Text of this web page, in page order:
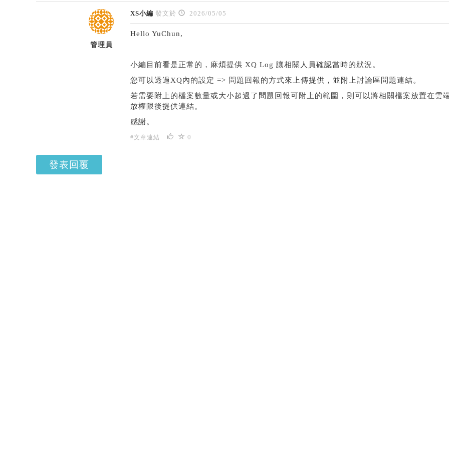
管理員
XS小編 發文於 2026/05/05
Hello YuChun,
小編目前看是正常的，麻煩提供 XQ Log 讓相關人員確認當時的狀況。
您可以透過XQ內的設定 => 問題回報的方式來上傳提供，並附上討論區問題連結。
若需要附上的檔案數量或大小超過了問題回報可附上的範圍，則可以將相關檔案放置在雲
放權限後提供連結。
感謝。
#文章連結 0
發表回覆